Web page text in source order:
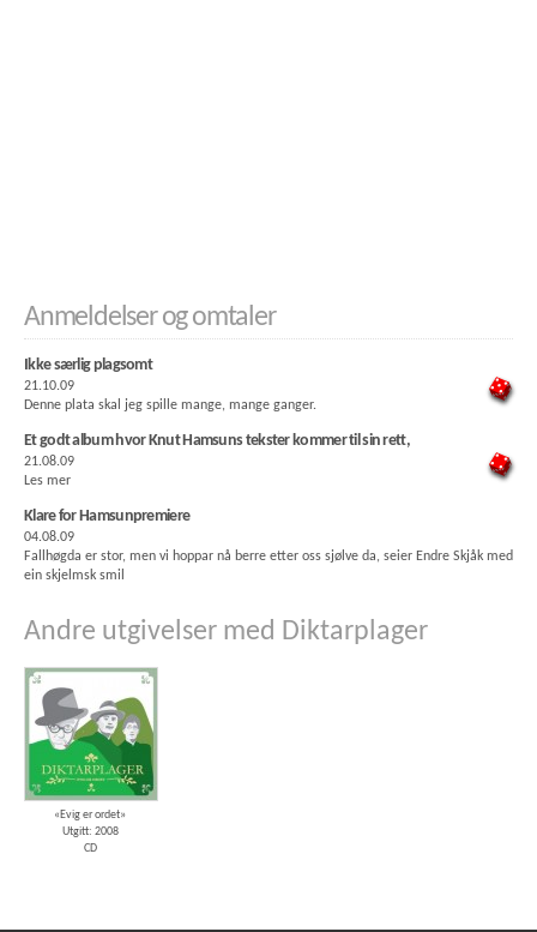
Anmeldelser og omtaler
Ikke særlig plagsomt
21.10.09
Denne plata skal jeg spille mange, mange ganger.
Et godt album hvor Knut Hamsuns tekster kommer til sin rett,
21.08.09
Les mer
Klare for Hamsunpremiere
04.08.09
Fallhøgda er stor, men vi hoppar nå berre etter oss sjølve da, seier Endre Skjåk med
ein skjelmsk smil
Andre utgivelser med Diktarplager
«Evig er ordet»
Utgitt: 2008
CD